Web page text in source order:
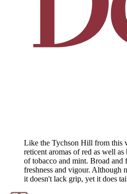
Like the Tychson Hill from this
reticent aromas of red as well
of tobacco and mint. Broad and
freshness and vigour. Although
it doesn't lack grip, yet it does